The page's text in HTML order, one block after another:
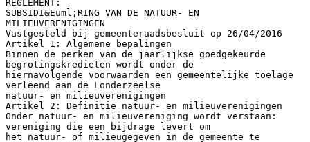
REGLEMENT:
SUBSIDI&Euml;RING VAN DE NATUUR- EN
MILIEUVERENIGINGEN
Vastgesteld bij gemeenteraadsbesluit op 26/04/2016
Artikel 1: Algemene bepalingen
Binnen de perken van de jaarlijkse goedgekeurde
begrotingskredieten wordt onder de
hiernavolgende voorwaarden een gemeentelijke toelage
verleend aan de Londerzeelse
natuur- en milieuverenigingen
Artikel 2: Definitie natuur- en milieuverenigingen
Onder natuur- en milieuvereniging wordt verstaan:
vereniging die een bijdrage levert om
het natuur- of milieugegeven in de gemeente te